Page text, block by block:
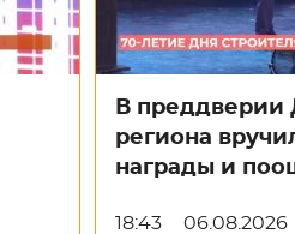
В преддверии
региона
награды и
18:43 06.08.2026